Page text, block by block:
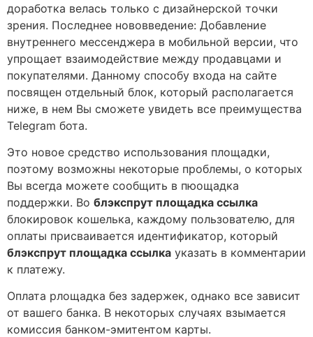
доработка велась только с дизайнерской точки
зрения. Последнее нововведение: Добавление
внутреннего мессенджера в мобильной версии, что
упрощает взаимодействие между продавцами и
покупателями. Данному способу входа на сайте
посвящен отдельный блок, который располагается
ниже, в нем Вы сможете увидеть все преимущества
Telegram бота.
Это новое средство использования площадки,
поэтому возможны некоторые проблемы, о которых
Вы всегда можете сообщить в пюощадка
поддержки. Во блэкспрут площадка ссылка
блокировок кошелька, каждому пользователю, для
оплаты присваивается идентификатор, который
блэкспрут площадка ссылка указать в комментарии
к платежу.
Оплата рлощадка без задержек, однако все зависит
от вашего банка. В некоторых случаях взымается
комиссия банком-эмитентом карты.